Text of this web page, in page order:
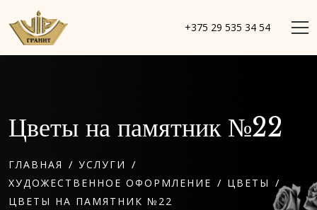
+375 29 535 34 54
Цветы на памятник №22
ГЛАВНАЯ / УСЛУГИ /
ХУДОЖЕСТВЕННОЕ ОФОРМЛЕНИЕ / ЦВЕТЫ /
ЦВЕТЫ НА ПАМЯТНИК №22